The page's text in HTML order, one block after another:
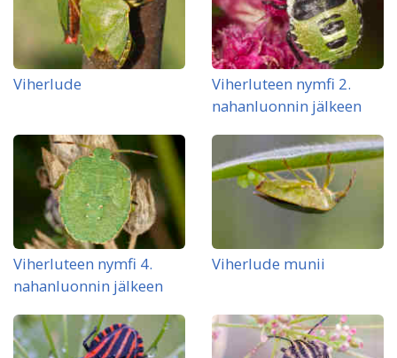
Viherlude
Viherluteen nymfi 2.
nahanluonnin jälkeen
Viherluteen nymfi 4.
nahanluonnin jälkeen
Viherlude munii